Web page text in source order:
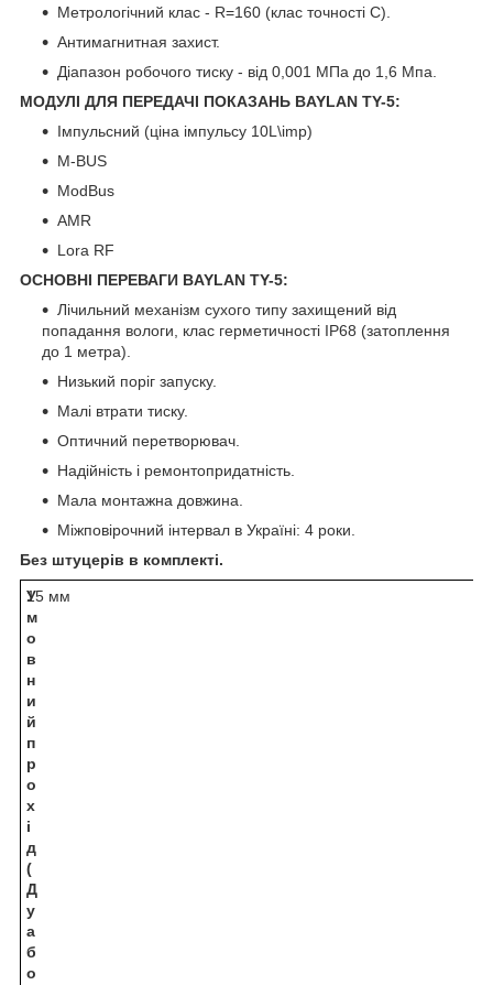
Метрологічний клас - R=160 (клас точності С).
Антимагнитная захист.
Діапазон робочого тиску - від 0,001 МПа до 1,6 Мпа.
МОДУЛІ ДЛЯ ПЕРЕДАЧІ ПОКАЗАНЬ BAYLAN TY-5:
Імпульсний (ціна імпульсу 10L\imp)
M-BUS
ModBus
AMR
Lora RF
ОСНОВНІ ПЕРЕВАГИ BAYLAN TY-5:
Лічильний механізм сухого типу захищений від
попадання вологи, клас герметичності IP68 (затоплення
до 1 метра).
Низький поріг запуску.
Малі втрати тиску.
Оптичний перетворювач.
Надійність і ремонтопридатність.
Мала монтажна довжина.
Міжповірочний інтервал в Україні: 4 роки.
Без штуцерів в комплекті.
У
м
о
в
н
и
й
п
р
о
х
і
д
(
Д
у
а
б
о
15 мм